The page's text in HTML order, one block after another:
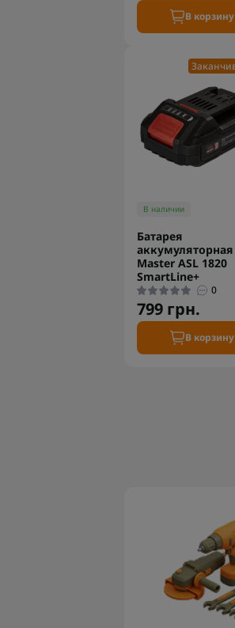
В корзину
В наличии
Батарея
Master ASL 1820
SmartLine+
0
799 грн.
В корзину